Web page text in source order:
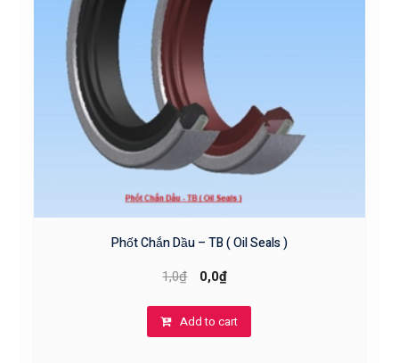
Phốt Chắn Dầu – TB ( Oil Seals )
1,0₫ 0,0₫
Add to cart